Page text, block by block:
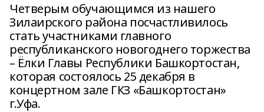
Четверым обучающимся из нашего
Зилаирского района посчастливилось
стать участниками главного
республиканского новогоднего торжества
– Ёлки Главы Республики Башкортостан,
которая состоялось 25 декабря в
концертном зале ГКЗ «Башкортостан»
г.Уфа.